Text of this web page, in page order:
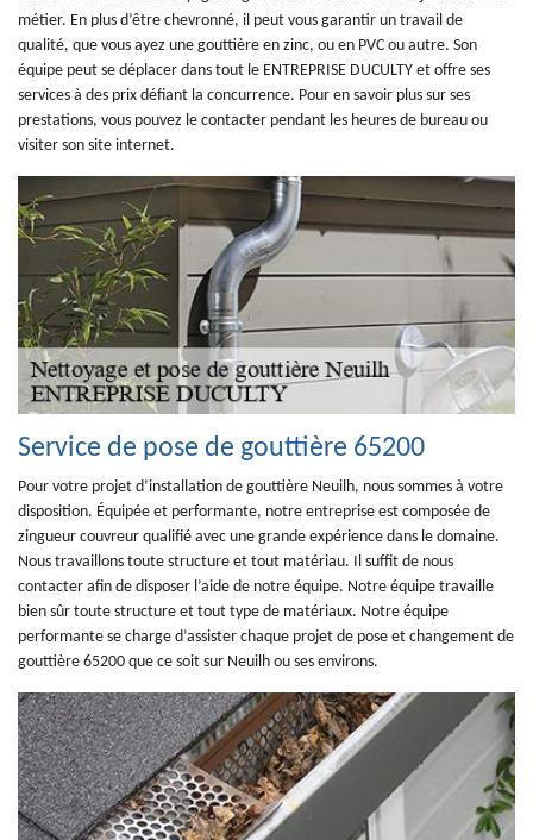
métier. En plus d’être chevronné, il peut vous garantir un travail de
qualité, que vous ayez une gouttière en zinc, ou en PVC ou autre. Son
équipe peut se déplacer dans tout le ENTREPRISE DUCULTY et offre ses
services à des prix défiant la concurrence. Pour en savoir plus sur ses
prestations, vous pouvez le contacter pendant les heures de bureau ou
visiter son site internet.
Service de pose de gouttière 65200
Pour votre projet d’installation de gouttière Neuilh, nous sommes à votre
disposition. Équipée et performante, notre entreprise est composée de
zingueur couvreur qualifié avec une grande expérience dans le domaine.
Nous travaillons toute structure et tout matériau. Il suffit de nous
contacter afin de disposer l’aide de notre équipe. Notre équipe travaille
bien sûr toute structure et tout type de matériaux. Notre équipe
performante se charge d’assister chaque projet de pose et changement de
gouttière 65200 que ce soit sur Neuilh ou ses environs.